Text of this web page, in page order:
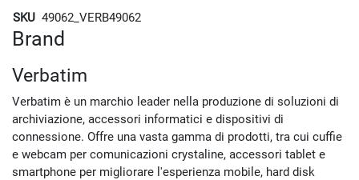
SKU 49062_VERB49062
Brand
Verbatim
Verbatim è un marchio leader nella produzione di soluzioni di
archiviazione, accessori informatici e dispositivi di
connessione. Offre una vasta gamma di prodotti, tra cui cuffie
e webcam per comunicazioni crystaline, accessori tablet e
smartphone per migliorare l'esperienza mobile, hard disk